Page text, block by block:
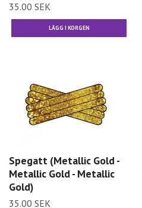
35.00 SEK
Spegatt (Metallic Gold -
Metallic Gold - Metallic
Gold)
35.00 SEK